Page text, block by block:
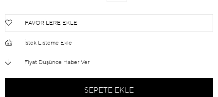
FAVORILERE EKLE
İstek Listeme Ekle
Fiyat Düşünce Haber Ver